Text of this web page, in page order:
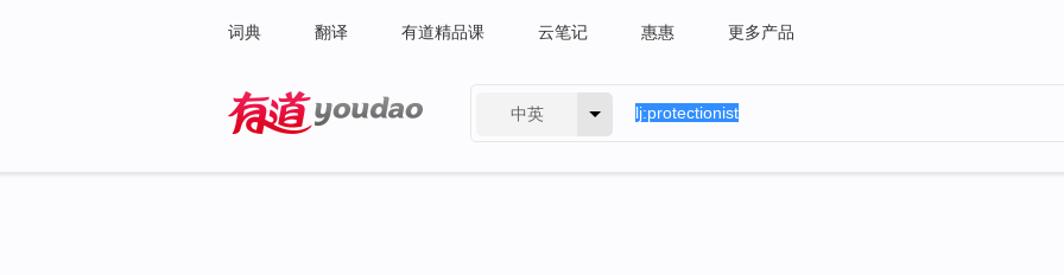
词典 翻译 有道精品课 云笔记 惠惠 更多产品
中英